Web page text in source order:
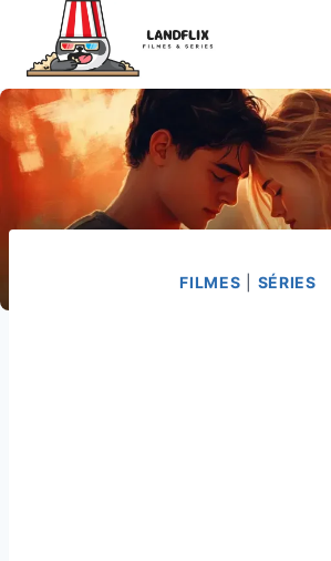
Conteúdo
FILMES SÉRIES